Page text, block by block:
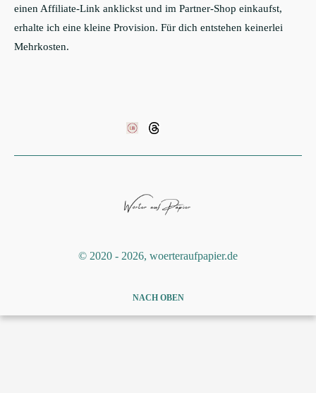
einen Affiliate-Link anklickst und im Partner-Shop einkaufst,
erhalte ich eine kleine Provision. Für dich entstehen keinerlei
Mehrkosten.
©️ 2020 - 2026, woerteraufpapier.de
NACH OBEN